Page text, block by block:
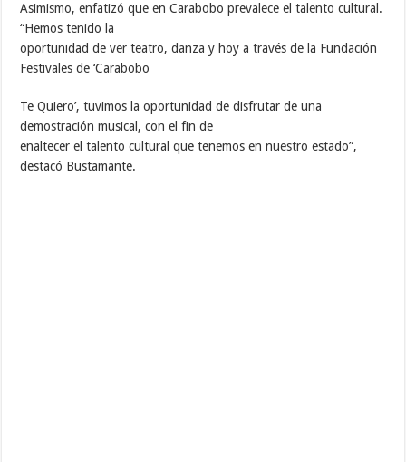
Asimismo, enfatizó que en Carabobo prevalece el talento cultural.
“Hemos tenido la
oportunidad de ver teatro, danza y hoy a través de la Fundación
Festivales de ‘Carabobo
Te Quiero’, tuvimos la oportunidad de disfrutar de una
demostración musical, con el fin de
enaltecer el talento cultural que tenemos en nuestro estado”,
destacó Bustamante.